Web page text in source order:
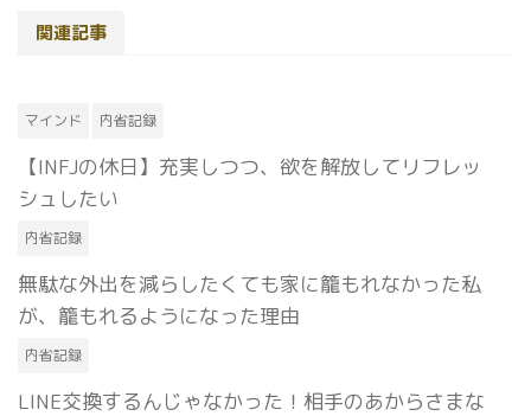
関連記事
マインド 内省記録
【INFJの休日】充実しつつ、欲を解放してリフレッ
シュしたい
内省記録
無駄な外出を減らしたくても家に籠もれなかった私
が、籠もれるようになった理由
内省記録
LINE交換するんじゃなかった！相手のあからさまな